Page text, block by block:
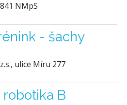
NMpS
- šachy
ulice Míru 277
B